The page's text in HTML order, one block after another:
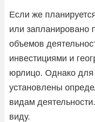
Если же
или запланировано
объемов
инвестициями и
юрлицо. Однако
установлены
видам
виду.